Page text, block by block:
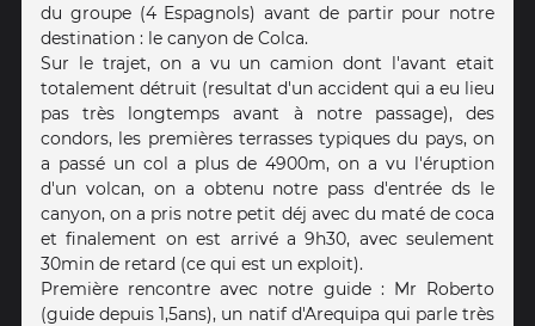
du groupe (4 Espagnols) avant de partir pour notre
destination : le canyon de Colca.
Sur le trajet, on a vu un camion dont l'avant etait
totalement détruit (resultat d'un accident qui a eu lieu
pas très longtemps avant à notre passage), des
condors, les premières terrasses typiques du pays, on
a passé un col a plus de 4900m, on a vu l'éruption
d'un volcan, on a obtenu notre pass d'entrée ds le
canyon, on a pris notre petit déj avec du maté de coca
et finalement on est arrivé a 9h30, avec seulement
30min de retard (ce qui est un exploit).
Première rencontre avec notre guide : Mr Roberto
(guide depuis 1,5ans), un natif d'Arequipa qui parle très